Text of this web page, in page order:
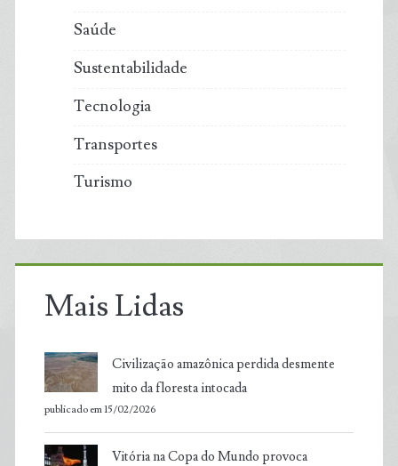
Saúde
Sustentabilidade
Tecnologia
Transportes
Turismo
Mais Lidas
Civilização amazônica perdida desmente
mito da floresta intocada
publicado em 15/02/2026
Vitória na Copa do Mundo provoca